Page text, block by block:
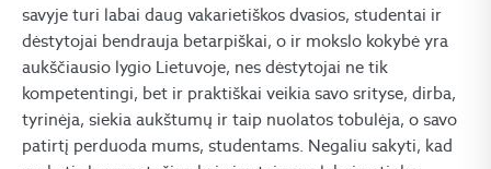
savyje turi labai daug vakarietiškos dvasios, studentai ir
dėstytojai bendrauja betarpiškai, o ir mokslo kokybė yra
aukščiausio lygio Lietuvoje, nes dėstytojai ne tik
kompetentingi, bet ir praktiškai veikia savo srityse, dirba,
tyrinėja, siekia aukštumų ir taip nuolatos tobulėja, o savo
patirtį perduoda mums, studentams. Negaliu sakyti, kad